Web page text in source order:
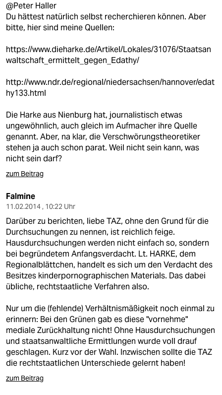
@Peter Haller
Du hättest natürlich selbst recherchieren können. Aber
bitte, hier sind meine Quellen:
https://www.dieharke.de/Artikel/Lokales/31076/Staatsan
waltschaft_ermittelt_gegen_Edathy/
http://www.ndr.de/regional/niedersachsen/hannover/edat
hy133.html
Die Harke aus Nienburg hat, journalistisch etwas
ungewöhnlich, auch gleich im Aufmacher ihre Quelle
genannt. Aber, na klar, die Verschwörungstheoretiker
stehen ja auch schon parat. Weil nicht sein kann, was
nicht sein darf?
zum Beitrag
Falmine
11.02.2014 , 10:22 Uhr
Darüber zu berichten, liebe TAZ, ohne den Grund für die
Durchsuchungen zu nennen, ist reichlich feige.
Hausdurchsuchungen werden nicht einfach so, sondern
bei begründetem Anfangsverdacht. Lt. HARKE, dem
Regionalblättchen, handelt es sich um den Verdacht des
Besitzes kinderpornographischen Materials. Das dabei
übliche, rechtstaatliche Verfahren also.
Nur um die (fehlende) Verhältnismäßigkeit noch einmal zu
erinnern: Bei den Grünen gab es diese "vornehme"
mediale Zurückhaltung nicht! Ohne Hausdurchsuchungen
und staatsanwaltliche Ermittlungen wurde voll drauf
geschlagen. Kurz vor der Wahl. Inzwischen sollte die TAZ
die rechtstaatlichen Unterschiede gelernt haben!
zum Beitrag